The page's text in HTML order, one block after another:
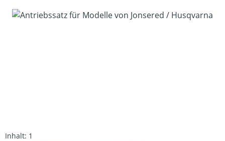
Bildergalerie überspringen
Inhalt: 1